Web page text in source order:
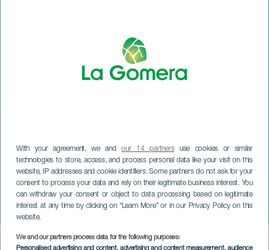
With your agreement, we andour 14 partnersuse cookies or similar
technologies to store, access, and process personal data like your visit on this
website, IP addresses and cookie identifiers. Some partners do not ask for your
consent to process your data and rely on their legitimate business interest. You
can withdraw your consent or object to data processing based on legitimate
interest at any time by clicking on “Learn More” or in our Privacy Policy on this
website.
We and our partners process data for the following purposes:
Personalised advertising and content, advertising and content measurement, audience
Arkeologi- og
håndverkskonferanse i
Vallehermoso
LA GOMERA
Imagen